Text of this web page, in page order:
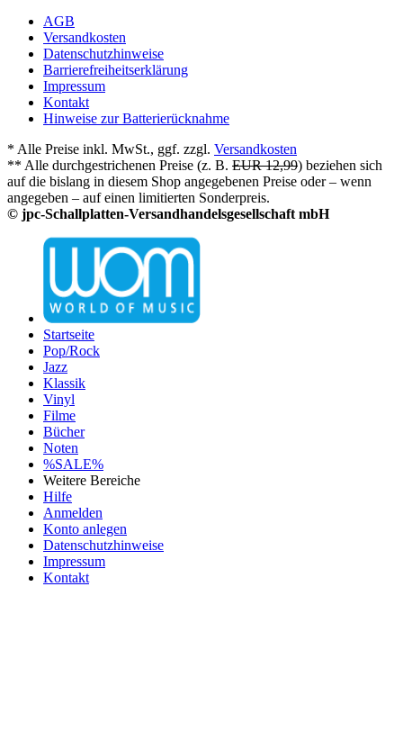
AGB
Versandkosten
Datenschutzhinweise
Barrierefreiheitserklärung
Impressum
Kontakt
Hinweise zur Batterierücknahme
* Alle Preise inkl. MwSt., ggf. zzgl. Versandkosten
** Alle durchgestrichenen Preise (z. B. EUR 12,99) beziehen sich
auf die bislang in diesem Shop angegebenen Preise oder – wenn
angegeben – auf einen limitierten Sonderpreis.
© jpc-Schallplatten-Versandhandelsgesellschaft mbH
Startseite
Pop/Rock
Jazz
Klassik
Vinyl
Filme
Bücher
Noten
%SALE%
Weitere Bereiche
Hilfe
Anmelden
Konto anlegen
Datenschutzhinweise
Impressum
Kontakt